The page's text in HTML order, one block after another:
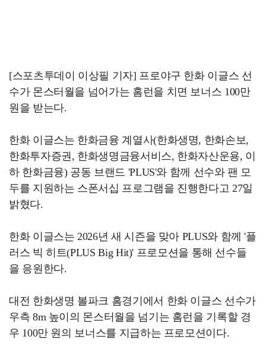
[스포츠투데이 이상필 기자] 프로야구 한화 이글스 선
수가 몬스터월을 넘어가는 홈런을 치면 보너스 100만
원을 받는다.
한화 이글스는 한화금융 계열사(한화생명, 한화손보,
한화투자증권, 한화생명금융서비스, 한화자산운용, 이
하 한화금융) 공동 브랜드 'PLUS'와 함께 선수와 팬 모
두를 지원하는 스폰서십 프로그램을 진행한다고 27일
밝혔다.
한화 이글스는 2026년 새 시즌을 맞아 PLUS와 함께 '플
러스 빅 히트(PLUS Big Hit)' 프로모션을 통해 선수들
을 응원한다.
대전 한화생명 볼파크 홈경기에서 한화 이글스 선수가
우측 8m 높이의 몬스터월을 넘기는 홈런을 기록할 경
우 100만 원의 보너스를 지급하는 프로모션이다.